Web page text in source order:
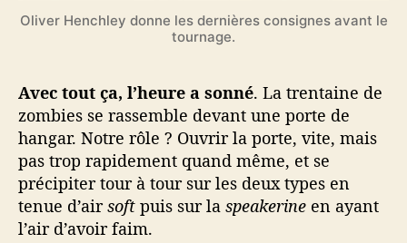
Oliver Henchley donne les dernières consignes avant le
tournage.
Avec tout ça, l’heure a sonné. La trentaine de
zombies se rassemble devant une porte de
hangar. Notre rôle ? Ouvrir la porte, vite, mais
pas trop rapidement quand même, et se
précipiter tour à tour sur les deux types en
tenue d’airsoft puis sur la speakerine en ayant
l’air d’avoir faim.